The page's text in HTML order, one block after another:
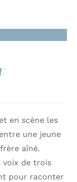
en scène les
une jeune
aîné.
voix de trois
pour raconter